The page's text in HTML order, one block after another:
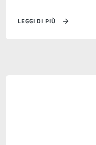
LEGGI DI PIÙ